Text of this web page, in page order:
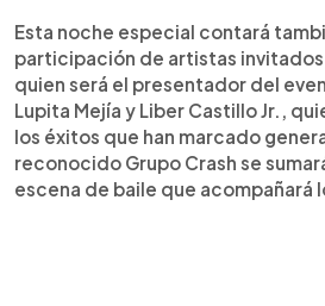
Esta noche especial contará
participación de artistas
quien será el presentador del
Lupita Mejía y Liber Castillo Jr.,
los éxitos que han marcado
reconocido Grupo Crash se
escena de baile que acompañará